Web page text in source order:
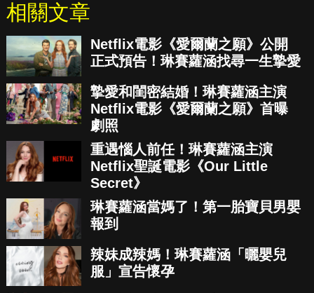
相關文章
Netflix電影《愛爾蘭之願》公開
正式預告！琳賽蘿涵找尋一生摯愛
摯愛和閨密結婚！琳賽蘿涵主演
Netflix電影《愛爾蘭之願》首曝
劇照
重遇惱人前任！琳賽蘿涵主演
Netflix聖誕電影《Our Little
Secret》
琳賽蘿涵當媽了！第一胎寶貝男嬰
報到
辣妹成辣媽！琳賽蘿涵「曬嬰兒
服」宣告懷孕